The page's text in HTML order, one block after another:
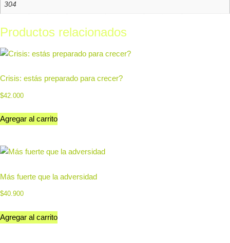
304
Productos relacionados
Crisis: estás preparado para crecer?
$42.000
Agregar al carrito
Más fuerte que la adversidad
$40.900
Agregar al carrito